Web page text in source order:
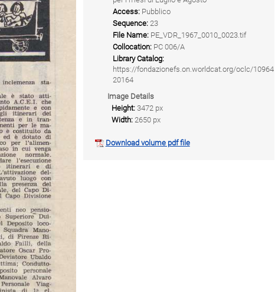
Access: Pubblico
Sequence: 23
File Name: PE_VDR_1967_0010_0023.tif
Collocation: PC 006/A
Library Catalog:
https://fondazionefs.on.worldcat.org/oclc/10964
20164
Image Details
Height: 3472 px
Width: 2650 px
Download volume pdf file